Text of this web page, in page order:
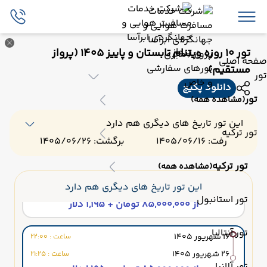
صفحه اصلی
تور
تور(مشاهده همه)
تور ترکیه
تور ترکیه(مشاهده همه)
تور استانبول
تور آنتالیا
تور 10 روزه ویتنام تابستان و پاییز 1405 (پرواز
مستقیم)
دانلود پکیج
این تور تاریخ های دیگری هم دارد
رفت: 1405/06/16
برگشت: 1405/06/26
این تور تاریخ های دیگری هم دارد
07 شهریور 1405 ساعت : 22:00
ساعت : 21:25
از 85,000,000 تومان + 1,195 دلار
16 شهریور 1405 ساعت : 22:00
26 شهریور 1405 ساعت : 21:25